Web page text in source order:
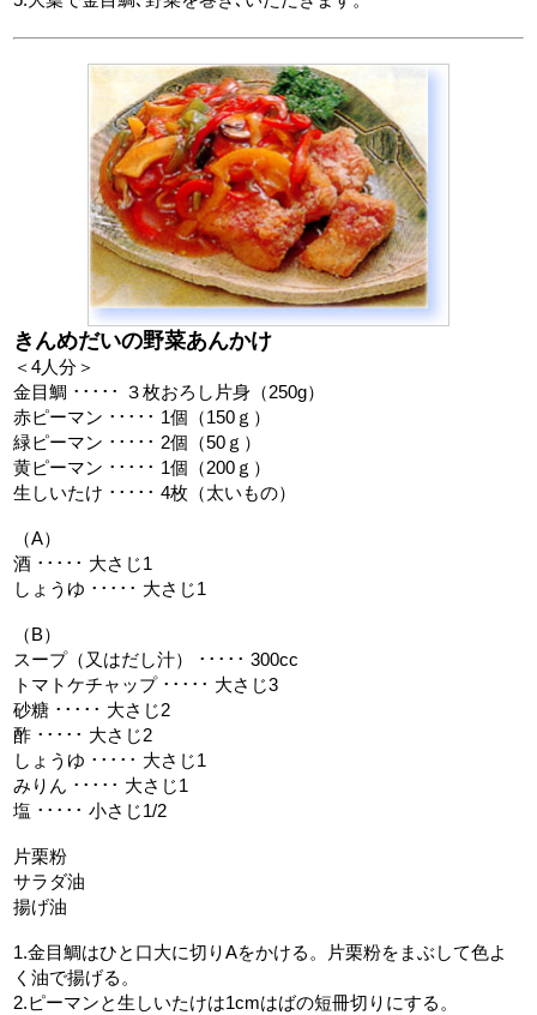
きんめだいの野菜あんかけ
＜4人分＞
金目鯛 ･････ ３枚おろし片身（250g）
赤ピーマン ･････ 1個（150ｇ）
緑ピーマン ･････ 2個（50ｇ）
黄ピーマン ･････ 1個（200ｇ）
生しいたけ ･････ 4枚（太いもの）
（A）
酒 ･････ 大さじ1
しょうゆ ･････ 大さじ1
（B）
スープ（又はだし汁） ･････ 300cc
トマトケチャップ ･････ 大さじ3
砂糖 ･････ 大さじ2
酢 ･････ 大さじ2
しょうゆ ･････ 大さじ1
みりん ･････ 大さじ1
塩 ･････ 小さじ1/2
片栗粉
サラダ油
揚げ油
1.金目鯛はひと口大に切りAをかける。片栗粉をまぶして色よ
く油で揚げる。
2.ピーマンと生しいたけは1cmはばの短冊切りにする。